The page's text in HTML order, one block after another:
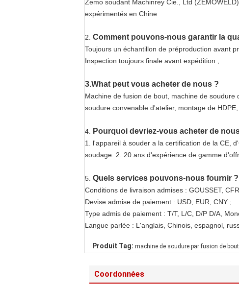
Zemo soudant Machinrey Cie., Ltd
expérimentés en Chine
2. Comment pouvons-nous garantir la
Toujours un échantillon de préproduction avant
Inspection toujours finale avant expédition ;
3.What peut vous acheter de nous ?
Machine de fusion de bout, machine de
soudure convenable d'atelier, montage de
4. Pourquoi devriez-vous acheter de
1. l'appareil à souder a la certification de la CE,
soudage. 2. 20 ans d'expérience de gamme
5. Quels services pouvons-nous fournir ?
Conditions de livraison admises : GOUSSET,
Devise admise de paiement : USD, EUR, CNY ;
Type admis de paiement : T/T, L/C, D/P D/A,
Langue parlée : L'anglais, Chinois, espagnol,
Produit Tag: machine de soudure par fusion de
Coordonnées